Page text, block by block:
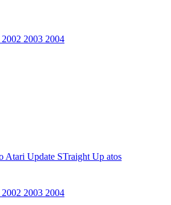
2002 2003 2004
Atari Update STraight Up atos
2002 2003 2004